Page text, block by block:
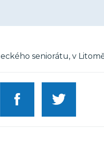
seniorátu, v